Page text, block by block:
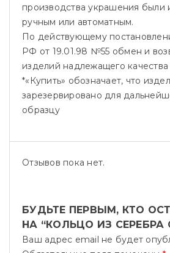
производства украшения были
ручным или автоматным.
По действующему
РФ от 19.01.98 №55 обмен и
изделий надлежащего
*«Купить» обозначает, что
зарезервировано для
образцу
Отзывов пока нет.
БУДЬТЕ ПЕРВЫМ, КТО
НА “КОЛЬЦО ИЗ
Ваш адрес email не будет